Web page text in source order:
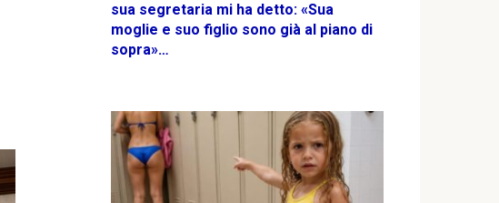
sua segretaria mi ha detto: «Sua
moglie e suo figlio sono già al piano di
sopra»…